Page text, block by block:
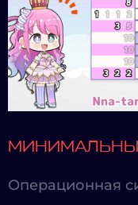
Операционная